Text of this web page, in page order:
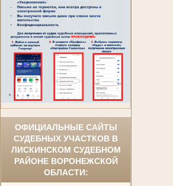
ОФИЦИАЛЬНЫЕ САЙТЫ
СУДЕБНЫХ УЧАСТКОВ В
ЛИСКИНСКОМ СУДЕБНОМ
РАЙОНЕ ВОРОНЕЖСКОЙ
ОБЛАСТИ: